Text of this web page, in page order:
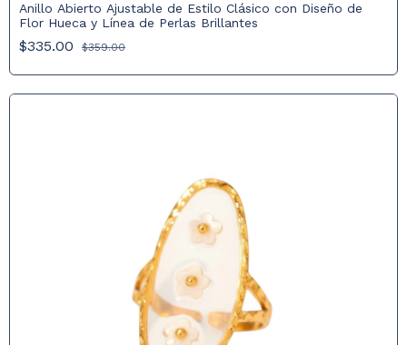
Anillo Abierto Ajustable de Estilo Clásico con Diseño de
Flor Hueca y Línea de Perlas Brillantes
$335.00 $359.00